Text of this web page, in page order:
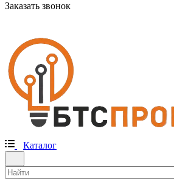
Заказать звонок
Каталог